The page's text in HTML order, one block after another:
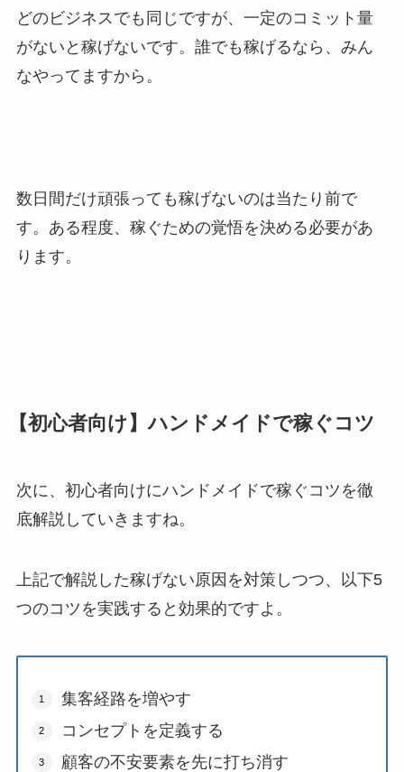
どのビジネスでも同じですが、一定のコミット量
がないと稼げないです。誰でも稼げるなら、みん
なやってますから。
数日間だけ頑張っても稼げないのは当たり前で
す。ある程度、稼ぐための覚悟を決める必要があ
ります。
【初心者向け】ハンドメイドで稼ぐコツ
次に、初心者向けにハンドメイドで稼ぐコツを徹
底解説していきますね。
上記で解説した稼げない原因を対策しつつ、以下5
つのコツを実践すると効果的ですよ。
集客経路を増やす
コンセプトを定義する
顧客の不安要素を先に打ち消す